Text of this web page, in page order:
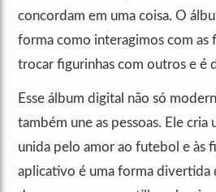
concordam em uma coisa. O
forma como interagimos com as
trocar figurinhas com outros e é
Esse álbum digital não só
também une as pessoas. Ele cria
unida pelo amor ao futebol e às
aplicativo é uma forma divertida